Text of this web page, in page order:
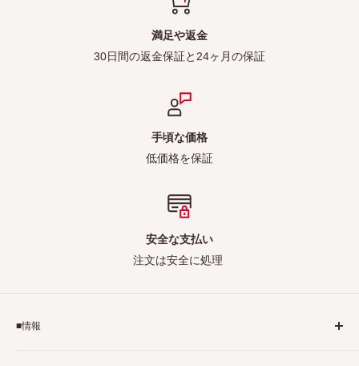
満足や返金
30日間の返金保証と24ヶ月の保証
手頃な価格
低価格を保証
安全な支払い
注文は安全に処理
■情報